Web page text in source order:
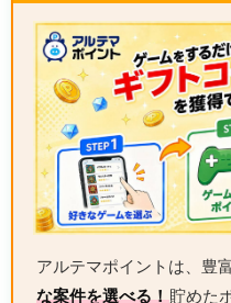
アルテマポイントは、豊
な案件を選べる！貯めた